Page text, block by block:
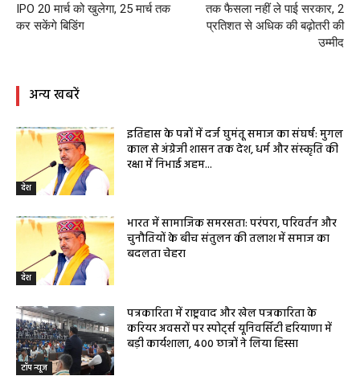
IPO 20 मार्च को खुलेगा, 25 मार्च तक
कर सकेंगे बिडिंग
तक फैसला नहीं ले पाई सरकार, 2
प्रतिशत से अधिक की बढ़ोतरी की
उम्मीद
अन्य खबरें
देश
इतिहास के पन्नों में दर्ज घुमंतू समाज का संघर्ष: मुगल
काल से अंग्रेजी शासन तक देश, धर्म और संस्कृति की
रक्षा में निभाई अहम...
देश
भारत में सामाजिक समरसता: परंपरा, परिवर्तन और
चुनौतियों के बीच संतुलन की तलाश में समाज का
बदलता चेहरा
टॉप न्यूज
पत्रकारिता में राष्ट्रवाद और खेल पत्रकारिता के
करियर अवसरों पर स्पोर्ट्स यूनिवर्सिटी हरियाणा में
बड़ी कार्यशाला, 400 छात्रों ने लिया हिस्सा